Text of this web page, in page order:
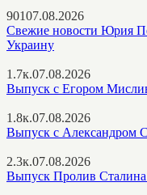
90107.08.2026
Свежие новости Юрия
Украину
1.7к.07.08.2026
Выпуск с Егором
1.8к.07.08.2026
Выпуск с Александром
2.3к.07.08.2026
Выпуск Пролив Сталина